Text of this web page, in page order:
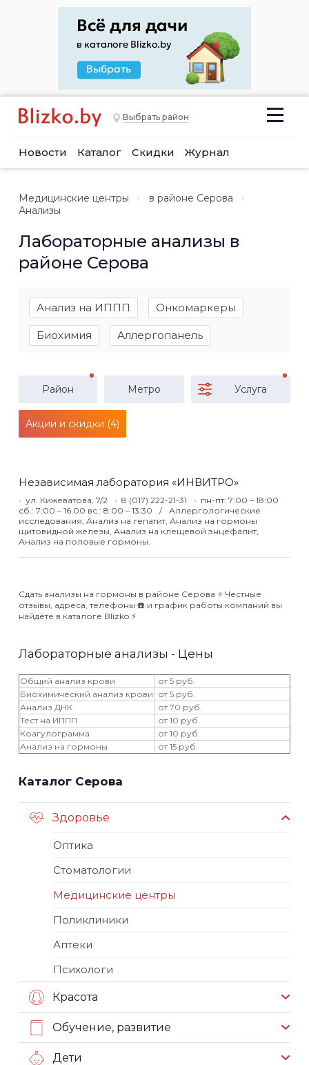
Выбрать район
Новости Каталог Скидки Журнал
Медицинские центры
в районе Серова
Анализы
Лабораторные анализы в
районе Серова
Анализ на ИППП Онкомаркеры
Биохимия Аллергопанель
Район Метро Услуга
Акции и скидки (4)
Независимая лаборатория «ИНВИТРО»
ул. Кижеватова, 7/2 8 (017) 222-21-31
пн-пт: 7:00 – 18:00
сб.: 7:00 – 16:00 вс.: 8:00 – 13:30
Аллергологические
исследования, Анализ на гепатит, Анализ на гормоны
щитовидной железы, Анализ на клещевой энцефалит,
Анализ на половые гормоны.
Сдать анализы на гормоны в районе Серова ⭐️ Честные
отзывы, адреса, телефоны ☎️ и график работы компаний вы
найдёте в каталоге Blizko ⚡️
Лабораторные анализы - Цены
Общий анализ крови
от 5 руб.
Биохимический анализ крови от 5 руб.
Анализ ДНК
от 70 руб.
Тест на ИППП
от 10 руб.
Коагулограмма
от 10 руб.
Анализ на гормоны
от 15 руб.
Каталог Серова
Здоровье
Оптика
Стоматологии
Медицинские центры
Поликлиники
Аптеки
Психологи
Красота
Обучение, развитие
Дети